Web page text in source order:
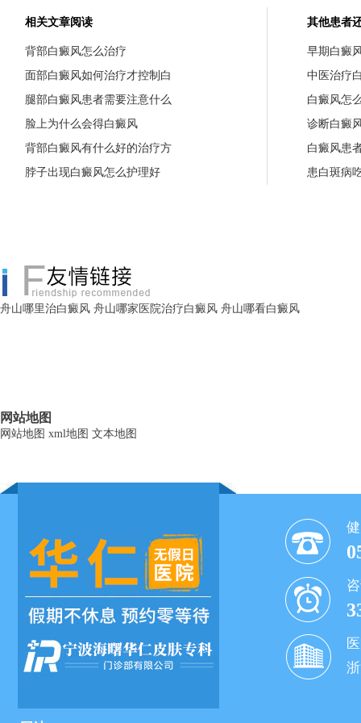
相关文章阅读
背部白癜风怎么治疗
面部白癜风如何治疗才控制白
腿部白癜风患者需要注意什么
脸上为什么会得白癜风
背部白癜风有什么好的治疗方
脖子出现白癜风怎么护理好
其他患者
早期白癜
中医治疗
白癜风怎
诊断白癜
白癜风患
患白斑病
舟山哪里治白癜风 舟山哪家医院治疗白癜风 舟山哪看白癜风
网站地图
网站地图 xml地图 文本地图